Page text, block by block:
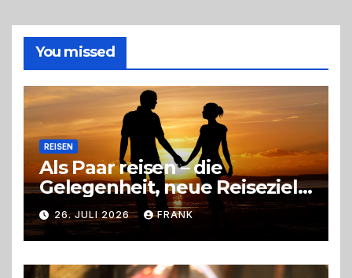
richtige
Entscheidung
You missed
REISEN
Als Paar reisen – die
Gelegenheit, neue Reiseziele
zu entdecken
26. JULI 2026 FRANK